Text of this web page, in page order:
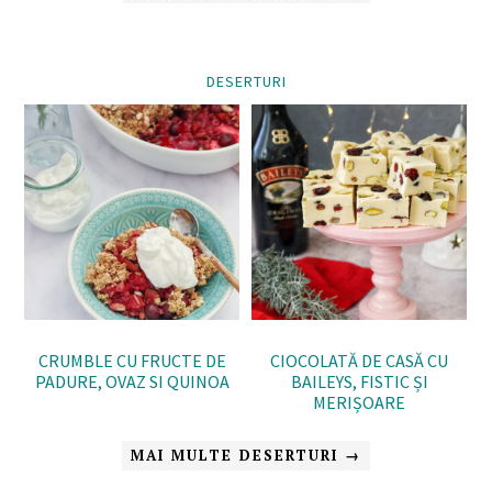
DESERTURI
CRUMBLE CU FRUCTE DE
PADURE, OVAZ SI QUINOA
CIOCOLATĂ DE CASĂ CU
BAILEYS, FISTIC ȘI
MERIȘOARE
MAI MULTE DESERTURI →